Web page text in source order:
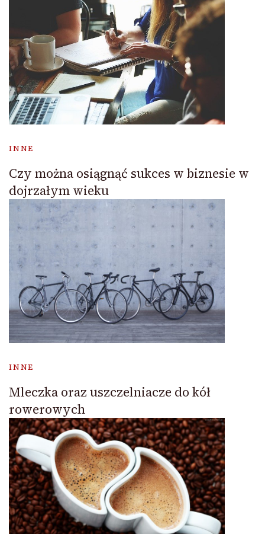
INNE
Czy można osiągnąć sukces w biznesie w
dojrzałym wieku
INNE
Mleczka oraz uszczelniacze do kół
rowerowych